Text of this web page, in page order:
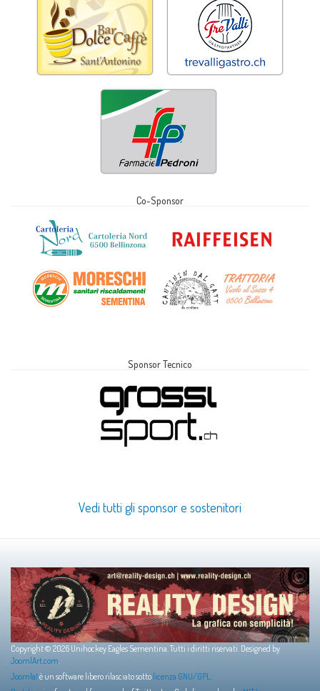
Co-Sponsor
Sponsor Tecnico
Vedi tutti gli sponsor e sostenitori
Copyright © 2026 Unihockey Eagles Sementina. Tutti i diritti riservati. Designed by
JoomlArt.com
Joomla! è un software libero rilasciato sotto licenza GNU/GPL.